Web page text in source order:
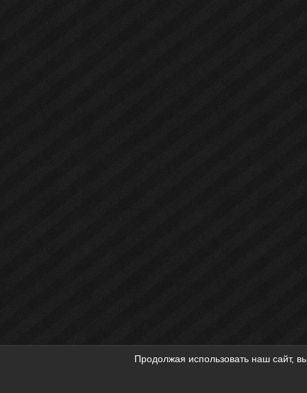
Продолжая использовать наш сайт,